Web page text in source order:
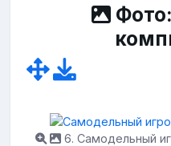
6. Самодельный